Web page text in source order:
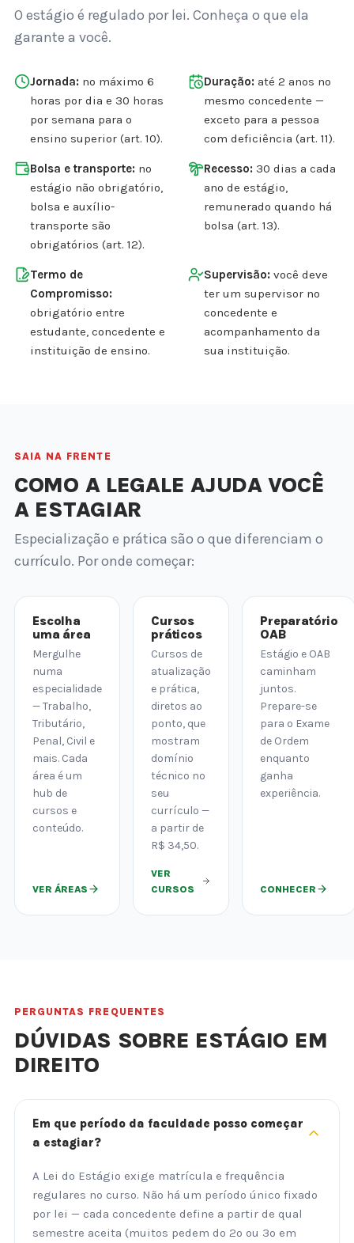
O estágio é regulado por lei. Conheça o que ela
garante a você.
Jornada: no máximo 6
horas por dia e 30 horas
por semana para o
ensino superior (art. 10).
Duração: até 2 anos no
mesmo concedente —
exceto para a pessoa
com deficiência (art. 11).
Bolsa e transporte: no
estágio não obrigatório,
bolsa e auxílio-
transporte são
obrigatórios (art. 12).
Recesso: 30 dias a cada
ano de estágio,
remunerado quando há
bolsa (art. 13).
Termo de
Compromisso:
obrigatório entre
estudante, concedente e
instituição de ensino.
Supervisão: você deve
ter um supervisor no
concedente e
acompanhamento da
sua instituição.
SAIA NA FRENTE
COMO A LEGALE AJUDA VOCÊ
A ESTAGIAR
Especialização e prática são o que diferenciam o
currículo. Por onde começar:
Escolha
uma área
Mergulhe
numa
especialidade
— Trabalho,
Tributário,
Penal, Civil e
mais. Cada
área é um
hub de
cursos e
conteúdo.
VER ÁREAS
Cursos
práticos
Cursos de
atualização
e prática,
diretos ao
ponto, que
mostram
domínio
técnico no
seu
currículo —
a partir de
R$ 34,50.
VER
CURSOS
Preparatório
OAB
Estágio e OAB
caminham
juntos.
Prepare-se
para o Exame
de Ordem
enquanto
ganha
experiência.
CONHECER
PERGUNTAS FREQUENTES
DÚVIDAS SOBRE ESTÁGIO EM
DIREITO
Em que período da faculdade posso começar
a estagiar?
A Lei do Estágio exige matrícula e frequência
regulares no curso. Não há um período único fixado
por lei — cada concedente define a partir de qual
semestre aceita (muitos pedem do 2º ou 3º em